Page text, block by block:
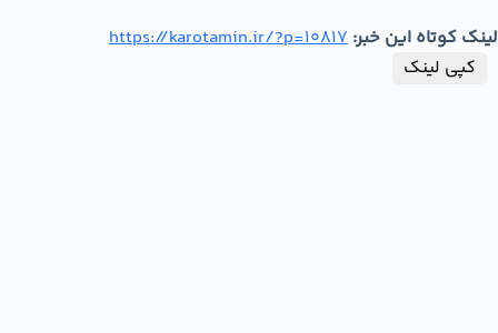
لینک کوتاه این خبر: https://karotamin.ir/?p=10817
کپی لینک